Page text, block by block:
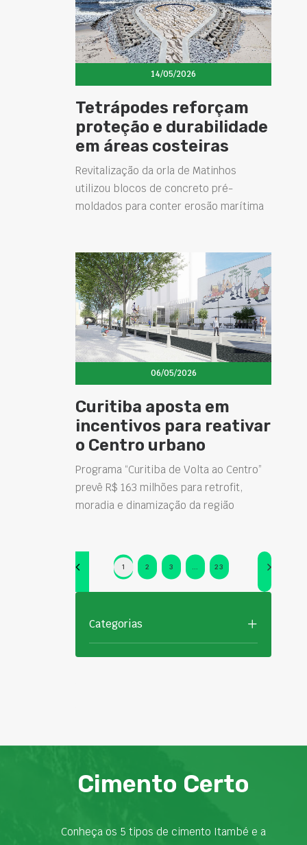
14/05/2026
Tetrápodes reforçam
proteção e durabilidade
em áreas costeiras
Revitalização da orla de Matinhos
utilizou blocos de concreto pré-
moldados para conter erosão marítima
06/05/2026
Curitiba aposta em
incentivos para reativar
o Centro urbano
Programa “Curitiba de Volta ao Centro”
prevê R$ 163 milhões para retrofit,
moradia e dinamização da região
1 2 3 23
Categorias
Cimento Certo
Conheça os 5 tipos de cimento Itambé e a